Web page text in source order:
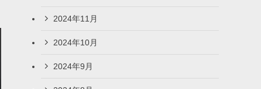
2024年11月
2024年10月
2024年9月